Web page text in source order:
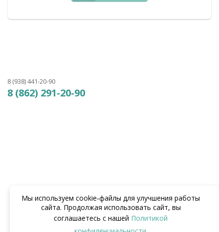
8 (938) 441-20-90
8 (862) 291-20-90
Мы используем cookie‑файлы для улучшения работы
сайта. Продолжая использовать сайт, вы
соглашаетесь с нашей Политикой